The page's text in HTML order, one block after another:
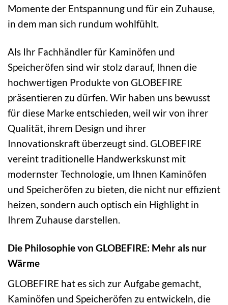
Momente der Entspannung und für ein Zuhause,
in dem man sich rundum wohlfühlt.
Als Ihr Fachhändler für Kaminöfen und
Speicheröfen sind wir stolz darauf, Ihnen die
hochwertigen Produkte von GLOBEFIRE
präsentieren zu dürfen. Wir haben uns bewusst
für diese Marke entschieden, weil wir von ihrer
Qualität, ihrem Design und ihrer
Innovationskraft überzeugt sind. GLOBEFIRE
vereint traditionelle Handwerkskunst mit
modernster Technologie, um Ihnen Kaminöfen
und Speicheröfen zu bieten, die nicht nur effizient
heizen, sondern auch optisch ein Highlight in
Ihrem Zuhause darstellen.
Die Philosophie von GLOBEFIRE: Mehr als nur
Wärme
GLOBEFIRE hat es sich zur Aufgabe gemacht,
Kaminöfen und Speicheröfen zu entwickeln, die